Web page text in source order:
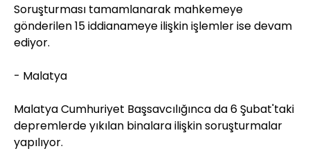
Soruşturması tamamlanarak mahkemeye
gönderilen 15 iddianameye ilişkin işlemler ise devam
ediyor.
- Malatya
Malatya Cumhuriyet Başsavcılığınca da 6 Şubat'taki
depremlerde yıkılan binalara ilişkin soruşturmalar
yapılıyor.